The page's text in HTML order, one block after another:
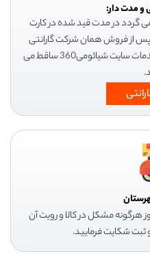
و مدت دار:
می گردد در مدت قید شده در کارت
پس از فروش همان شرکت گارانتی
کننده بوده و مسئولیت آن از بخش خدمات سایت شیائومی360 ساقط می
هرگونه مشکل در کالا و رویت آن